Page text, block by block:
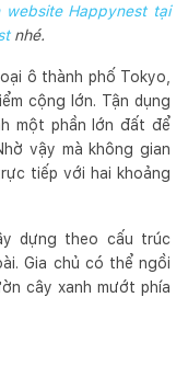
Happynest tại
nhé.
ô thành phố Tokyo,
cộng lớn. Tận dụng
một phần lớn đất để
vậy mà không gian
tiếp với hai khoảng
dựng theo cấu trúc
Gia chủ có thể ngồi
cây xanh mướt phía